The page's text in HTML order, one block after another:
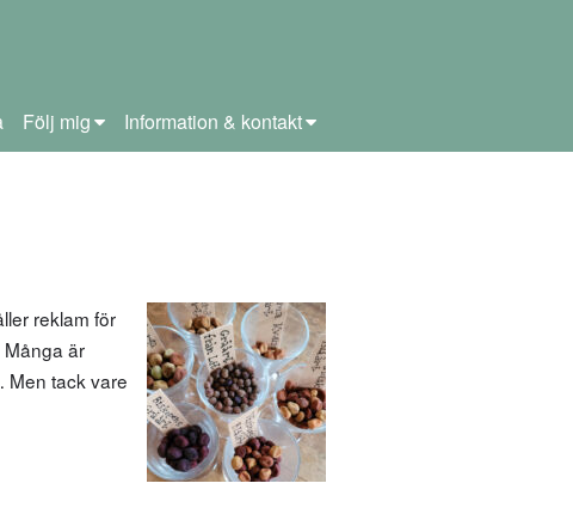
Följ mig Information & kontakt
reklam för
Många är
Men tack vare